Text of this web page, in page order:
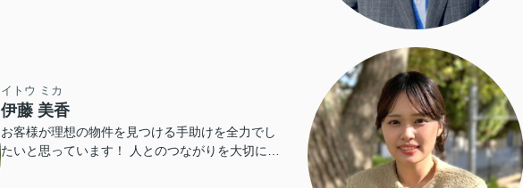
イトウ ミカ
伊藤 美香
お客様が理想の物件を見つける手助けを全力でし
たいと思っています！ 人とのつながりを大切に、